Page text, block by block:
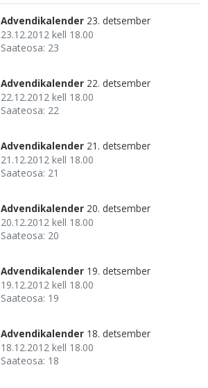
Advendikalender 23. detsember
23.12.2012 kell 18.00
Saateosa: 23
Advendikalender 22. detsember
22.12.2012 kell 18.00
Saateosa: 22
Advendikalender 21. detsember
21.12.2012 kell 18.00
Saateosa: 21
Advendikalender 20. detsember
20.12.2012 kell 18.00
Saateosa: 20
Advendikalender 19. detsember
19.12.2012 kell 18.00
Saateosa: 19
Advendikalender 18. detsember
18.12.2012 kell 18.00
Saateosa: 18